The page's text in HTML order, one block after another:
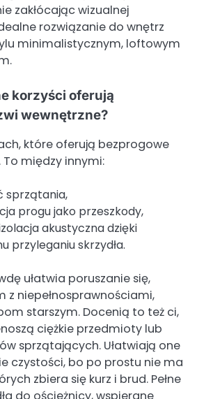
zakłócając wizualnej
rozwiązanie do wnętrz
minimalistycznym, loftowym
korzyści oferują
wewnętrzne?
które oferują bezprogowe
między innymi:
sprzątania,
progu jako przeszkody,
akustyczna dzięki
przyleganiu skrzydła.
ułatwia poruszanie się,
z niepełnosprawnościami,
starszym. Docenią to też ci,
ciężkie przedmioty lub
sprzątających. Ułatwiają one
czystości, bo po prostu nie ma
zbiera się kurz i brud. Pełne
do ościeżnicy, wspierane